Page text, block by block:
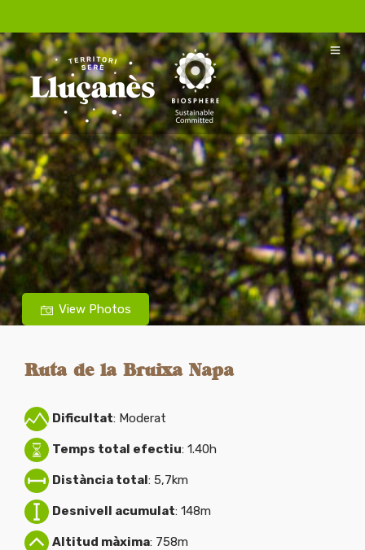
View Photos
Ruta de la Bruixa Napa
Dificultat: Moderat
Temps total efectiu: 1.40h
Distància total: 5,7km
Desnivell acumulat: 148m
Altitud màxima: 758m